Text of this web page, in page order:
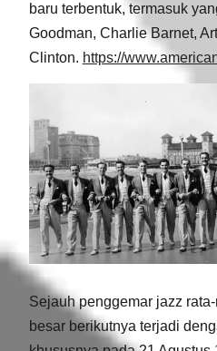
baru terbentuk, termasuk
Goodman, Charlie Barnet,
Clinton. https://
Sejauh penggemar jazz
besar berikutnya terjadi